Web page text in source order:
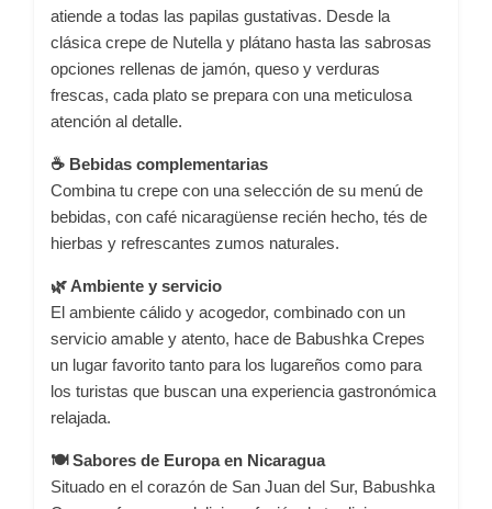
atiende a todas las papilas gustativas. Desde la
clásica crepe de Nutella y plátano hasta las sabrosas
opciones rellenas de jamón, queso y verduras
frescas, cada plato se prepara con una meticulosa
atención al detalle.
☕ Bebidas complementarias
Combina tu crepe con una selección de su menú de
bebidas, con café nicaragüense recién hecho, tés de
hierbas y refrescantes zumos naturales.
🌿 Ambiente y servicio
El ambiente cálido y acogedor, combinado con un
servicio amable y atento, hace de Babushka Crepes
un lugar favorito tanto para los lugareños como para
los turistas que buscan una experiencia gastronómica
relajada.
🍽️ Sabores de Europa en Nicaragua
Situado en el corazón de San Juan del Sur, Babushka